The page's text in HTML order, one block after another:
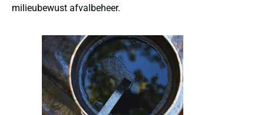
milieubewust afvalbeheer.